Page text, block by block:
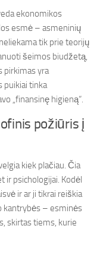
ekonomikos
esmė – asmeninių
tik prie teorijų
šeimos biudžetą,
pirkimas yra
puikiai tinka
„finansinę higieną“.
požiūris į
kiek plačiau. Čia
ir psichologijai. Kodėl
ir ar ji tikrai reiškia
kantrybės – esminės
skirtas tiems, kurie